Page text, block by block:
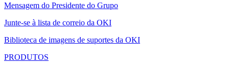
Mensagem do Presidente do Grupo
Junte-se à lista de correio da OKI
Biblioteca de imagens de suportes da OKI
PRODUTOS